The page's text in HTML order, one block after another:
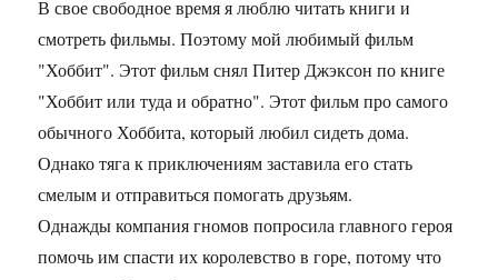
В свое свободное время я люблю читать книги и
смотреть фильмы. Поэтому мой любимый фильм
"Хоббит". Этот фильм снял Питер Джэксон по книге
"Хоббит или туда и обратно". Этот фильм про самого
обычного Хоббита, который любил сидеть дома.
Однако тяга к приключениям заставила его стать
смелым и отправиться помогать друзьям.
Однажды компания гномов попросила главного героя
помочь им спасти их королевство в горе, потому что